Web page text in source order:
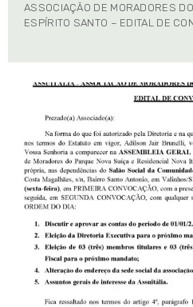
ASSOCIAÇÃO DE MORADORES
ESPÍRITO SANTO – EDITAL DE